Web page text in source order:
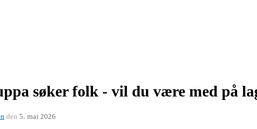
søker folk - vil du være med på
den 5. mai 2026